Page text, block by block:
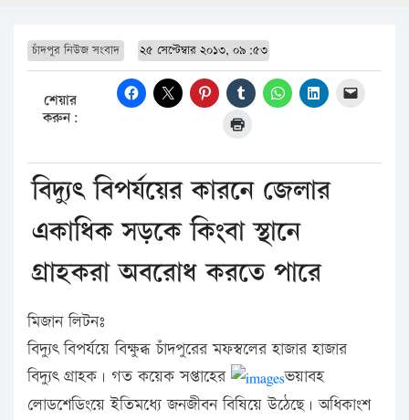
চাঁদপুর নিউজ সংবাদ ২৫ সেপ্টেম্বার ২০১৩, ০৯:৫৩
শেয়ার
করুন:
বিদ্যুৎ বিপর্যয়ের কারনে জেলার
একাধিক সড়কে কিংবা স্থানে
গ্রাহকরা অবরোধ করতে পারে
মিজান লিটনঃ
বিদ্যুৎ বিপর্যয়ে বিক্ষুব্ধ চাঁদপুরের মফস্বলের হাজার হাজার
বিদ্যুৎ গ্রাহক। গত কয়েক সপ্তাহের
ভয়াবহ
লোডশেডিংয়ে ইতিমধ্যে জনজীবন বিষিয়ে উঠেছে। অধিকাংশ